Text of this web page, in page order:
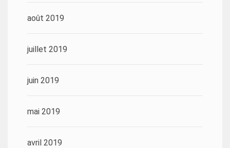
août 2019
juillet 2019
juin 2019
mai 2019
avril 2019